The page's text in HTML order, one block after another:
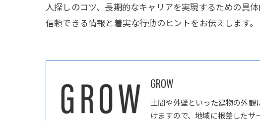
人探しのコツ、長期的なキャリアを実現するための具
信頼できる情報と着実な行動のヒントをお伝えします。
GROW
土間や外壁といった建物の外
けますので、地域に根差したサ